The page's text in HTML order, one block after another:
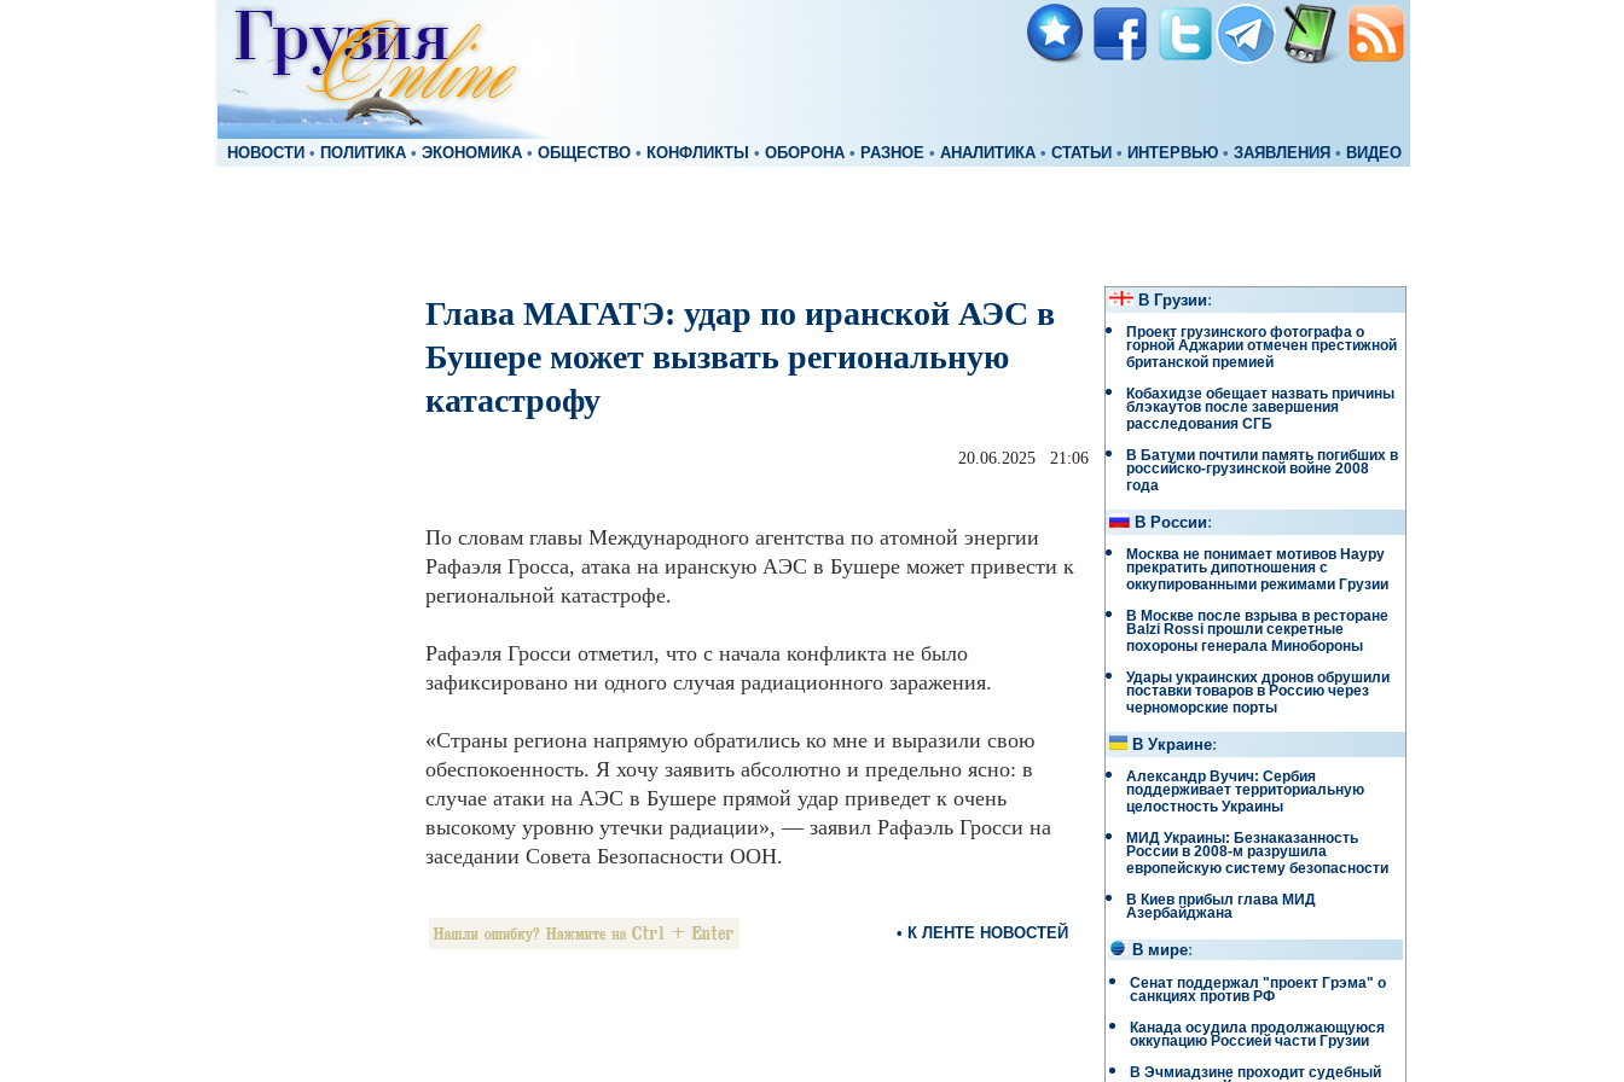
НОВОСТИ • ПОЛИТИКА • ЭКОНОМИКА • ОБЩЕСТВО • КОНФЛИКТЫ • ОБОРОНА • РАЗНОЕ • АНАЛИТИКА • СТАТЬИ • ИНТЕРВЬЮ • ЗАЯВЛЕНИЯ • ВИДЕО
Глава МАГАТЭ: удар по иранской АЭС в
Бушере может вызвать региональную
катастрофу
20.06.2025 21:06
По словам главы Международного агентства по атомной энергии
Рафаэля Гросса, атака на иранскую АЭС в Бушере может привести к
региональной катастрофе.
Рафаэля Гросси отметил, что с начала конфликта не было
зафиксировано ни одного случая радиационного заражения.
«Страны региона напрямую обратились ко мне и выразили свою
обеспокоенность. Я хочу заявить абсолютно и предельно ясно: в
случае атаки на АЭС в Бушере прямой удар приведет к очень
высокому уровню утечки радиации», — заявил Рафаэль Гросси на
заседании Совета Безопасности ООН.
• К ЛЕНТЕ НОВОСТЕЙ
В Грузии:
Проект грузинского фотографа о
горной Аджарии отмечен престижной
британской премией
Кобахидзе обещает назвать причины
блэкаутов после завершения
расследования СГБ
В Батуми почтили память погибших в
российско-грузинской войне 2008
года
В России:
Москва не понимает мотивов Науру
прекратить дипотношения с
оккупированными режимами Грузии
В Москве после взрыва в ресторане
Balzi Rossi прошли секретные
похороны генерала Минобороны
Удары украинских дронов обрушили
поставки товаров в Россию через
черноморские порты
В Украине:
Александр Вучич: Сербия
поддерживает территориальную
целостность Украины
МИД Украины: Безнаказанность
России в 2008-м разрушила
европейскую систему безопасности
В Киев прибыл глава МИД
Азербайджана
В мире:
Сенат поддержал "проект Грэма" о
санкциях против РФ
Канада осудила продолжающуюся
оккупацию Россией части Грузии
В Эчмиадзине проходит судебный